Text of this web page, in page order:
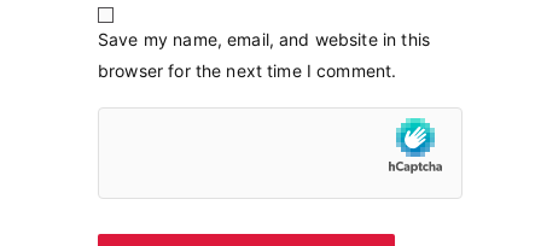
Save my name, email, and website in this
browser for the next time I comment.